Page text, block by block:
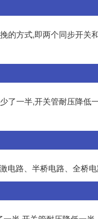
的方式,即两个同步开
了一半,开关管耐压降低
路、半桥电路、全桥电